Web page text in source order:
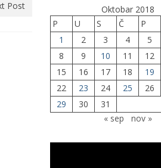
Post
Oktobar 2018
P
U S Č P
1
2 3 4 5
8
9 10 11 12
15
16 17 18 19
22
23 24 25 26
29
30
31
« sep
nov »